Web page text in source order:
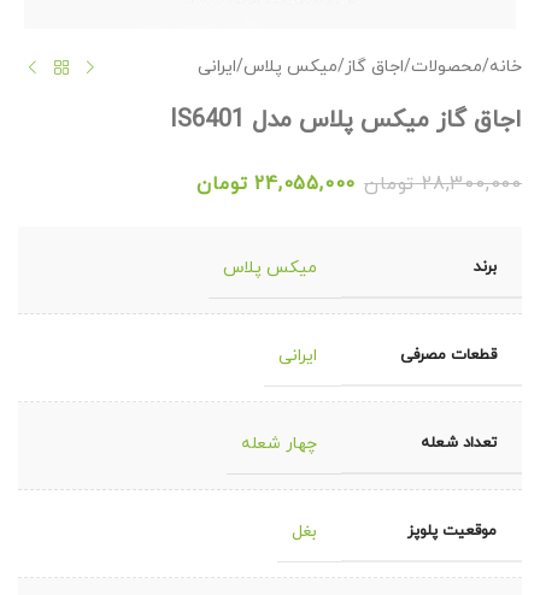
خانه/محصولات/اجاق گاز/میکس پلاس/ایرانی
اجاق گاز میکس پلاس مدل IS6401
28,300,000 تومان 24,055,000 تومان
برند میکس پلاس
قطعات مصرفی ایرانی
تعداد شعله چهار شعله
موقعیت پلوپز بغل